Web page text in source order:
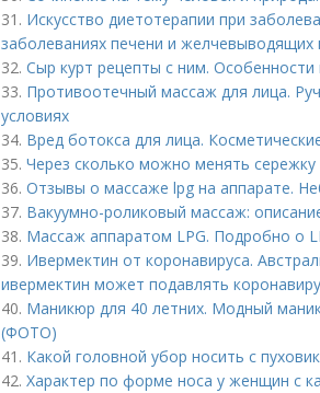
31. Искусство диетотерапии при
заболеваниях печени и желчевыводящих
32. Сыр курт рецепты с ним. Особенности
33. Противоотечный массаж для лица.
условиях
34. Вред ботокса для лица.
35. Через сколько можно менять сережку
36. Отзывы о массаже lpg на аппарате.
37. Вакуумно-роликовый массаж:
38. Массаж аппаратом LPG. Подробно о
39. Ивермектин от коронавируса.
ивермектин может подавлять
40. Маникюр для 40 летних. Модный
(ФОТО)
41. Какой головной убор носить с
42. Характер по форме носа у женщин с